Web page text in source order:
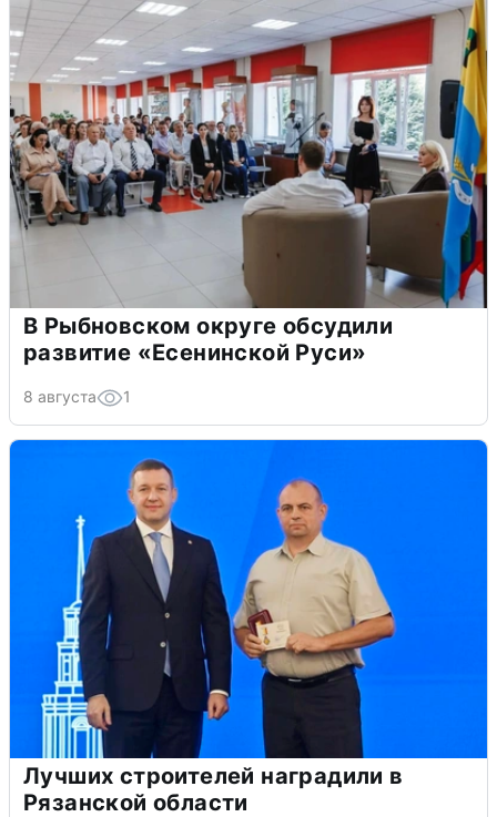
В Рыбновском округе обсудили
развитие «Есенинской Руси»
8 августа 1
Лучших строителей наградили в
Рязанской области